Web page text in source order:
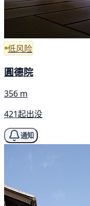
低风险
圓德院
356 m
421起出没
通知